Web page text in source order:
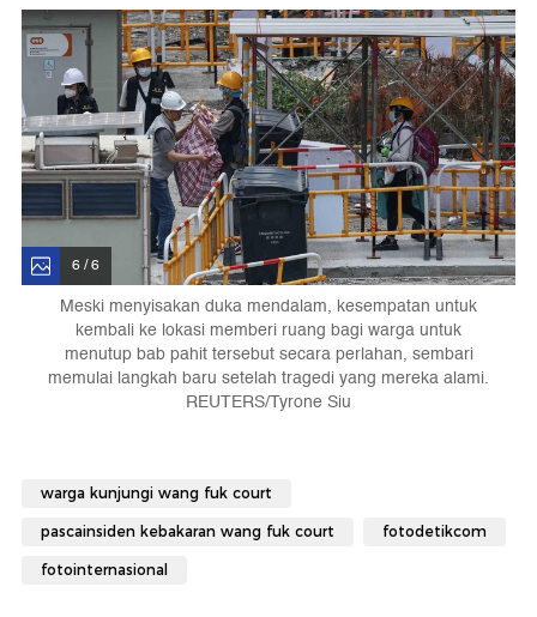
6 / 6
Meski menyisakan duka mendalam, kesempatan untuk
kembali ke lokasi memberi ruang bagi warga untuk
menutup bab pahit tersebut secara perlahan, sembari
memulai langkah baru setelah tragedi yang mereka alami.
REUTERS/Tyrone Siu
warga kunjungi wang fuk court
pascainsiden kebakaran wang fuk court fotodetikcom
fotointernasional